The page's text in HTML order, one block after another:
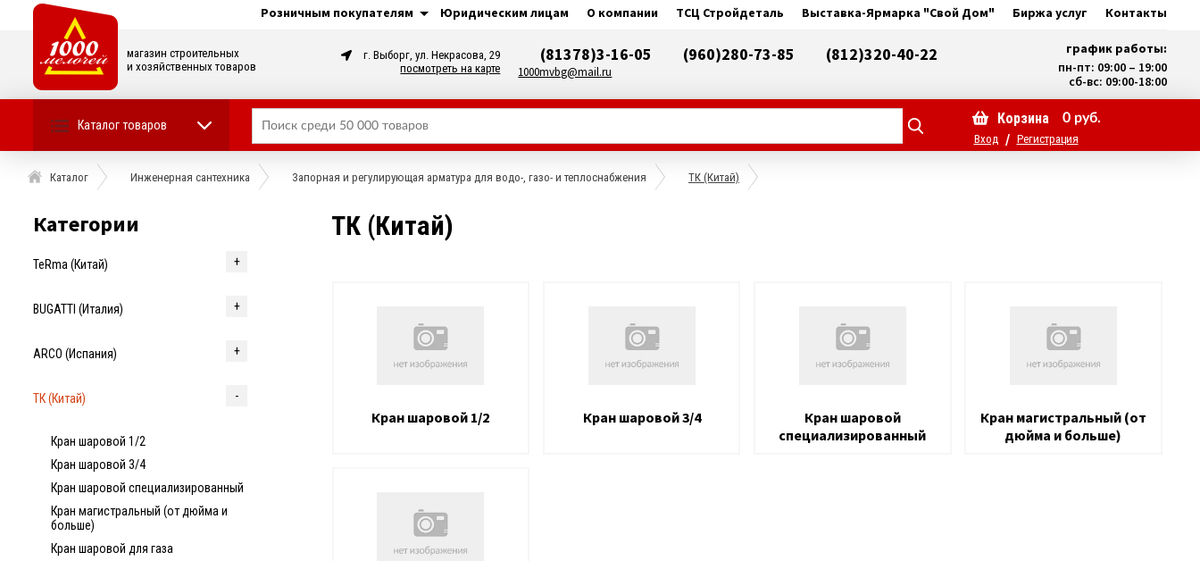
Розничным покупателям Юридическим лицам О компании ТСЦ Стройдеталь Выставка-Ярмарка "Свой Дом" Биржа услуг Контакты
магазин строительных
и хозяйственных товаров
г. Выборг, ул. Некрасова, 29
посмотреть на карте
(81378)3-16-05 (960)280-73-85 (812)320-40-22
1000mvbg@mail.ru
график работы:
пн-пт: 09:00 – 19:00
сб-вс: 09:00-18:00
Каталог товаров Корзина 0руб.
Вход / Регистрация
Каталог Инженерная сантехника Запорная и регулирующая арматура для водо-, газо- и теплоснабжения ТК (Китай)
Категории
TeRma (Китай)
BUGATTI (Италия)
ARCO (Испания)
ТК (Китай)
Кран шаровой 1/2
Кран шаровой 3/4
Кран шаровой специализированный
Кран магистральный (от дюйма и
больше)
Кран шаровой для газа
ТК (Китай)
Кран шаровой 1/2 Кран шаровой 3/4
Кран шаровой
специализированный
Кран магистральный (от
дюйма и больше)